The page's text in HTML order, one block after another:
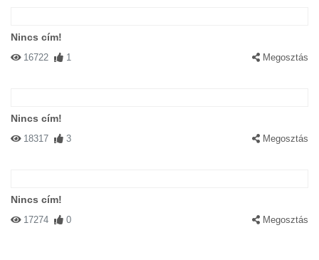
Nincs cím!
16722 1 Megosztás
Nincs cím!
18317 3 Megosztás
Nincs cím!
17274 0 Megosztás